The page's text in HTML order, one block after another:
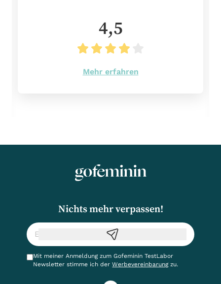
4,5
Mehr erfahren
Nichts mehr verpassen!
Mit meiner Anmeldung zum Gofeminin TestLabor
Newsletter stimme ich derWerbevereinbarungzu.